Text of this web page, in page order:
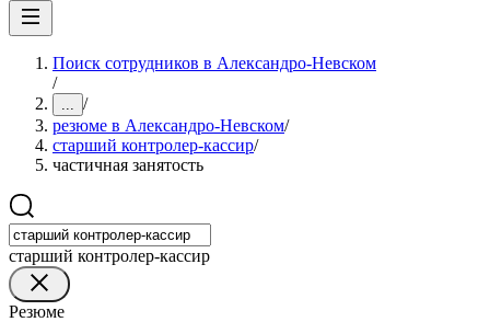
Поиск сотрудников в Александро-Невском
/
... /
резюме в Александро-Невском/
старший контролер-кассир/
частичная занятость
старший контролер-кассир
Резюме